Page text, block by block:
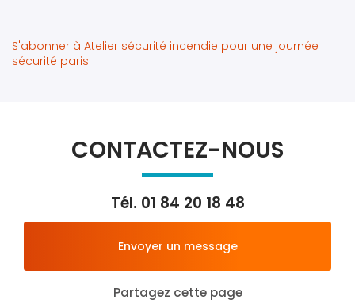
S'abonner à Atelier sécurité incendie pour une journée
sécurité paris
CONTACTEZ-NOUS
Tél. 01 84 20 18 48
Envoyer un message
Partagez cette page